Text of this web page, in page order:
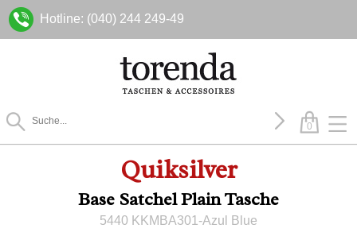
Hotline: (040) 244 249-49
0
Quiksilver
Base Satchel Plain Tasche
5440 KKMBA301-Azul Blue